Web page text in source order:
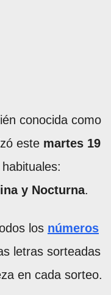
conocida como
este martes 19
y Nocturna.
los números
letras sorteadas
en cada sorteo.